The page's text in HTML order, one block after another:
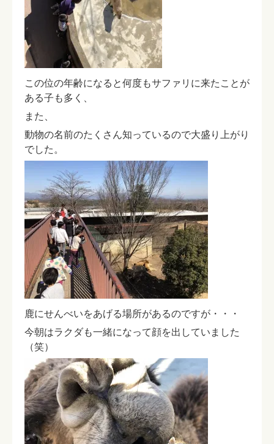
この位の年齢になると何度もサファリに来たことが
ある子も多く、
また、
動物の名前のたくさん知っているので大盛り上がり
でした。
鹿にせんべいをあげる場所があるのですが・・・
今朝はラクダも一緒になって顔を出していました
（笑）